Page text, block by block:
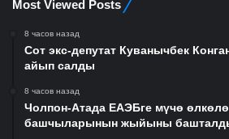
Most Viewed Posts
8 часов назад
Сот экс-депутат Куванычбек
айып салды
8 часов назад
Чолпон-Атада ЕАЭБге мүчө
башчыларынын жыйыны